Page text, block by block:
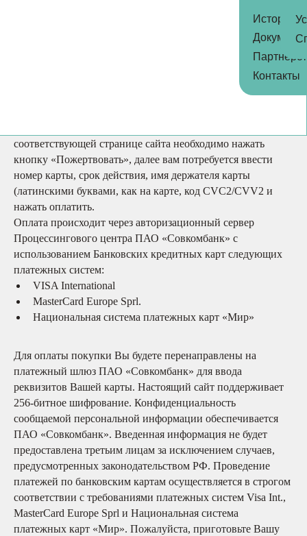
История
Контакты
Центр профессионального роста
Благотворительные проекты
Центр реабилитации
Как
помочь
Отчёты
Те, кто помогает
помощь
Вместе мы
Наши
Контакты
Партнёрство
Специалисты
Услуги
Оплата с помощью банковской карты
соответствующей странице сайта необходимо нажать
кнопку «Пожертвовать», далее вам потребуется ввести
номер карты, срок действия, имя держателя карты
(латинскими буквами, как на карте, код CVC2/CVV2 и
нажать оплатить.
Оплата происходит через авторизационный сервер
Процессингового центра ПАО «Совкомбанк» с
использованием Банковских кредитных карт следующих
платежных систем:
VISA International
MasterCard Europe Sprl.
Национальная система платежных карт «Мир»
Для оплаты покупки Вы будете перенаправлены на
платежный шлюз ПАО «Совкомбанк» для ввода
реквизитов Вашей карты. Настоящий сайт поддерживает
256-битное шифрование. Конфиденциальность
сообщаемой персональной информации обеспечивается
ПАО «Совкомбанк». Введенная информация не будет
предоставлена третьим лицам за исключением случаев,
предусмотренных законодательством РФ. Проведение
платежей по банковским картам осуществляется в строгом
соответствии с требованиями платежных систем Visa Int.,
MasterCard Europe Sprl и Национальная система
платежных карт «Мир». Пожалуйста, приготовьте Вашу